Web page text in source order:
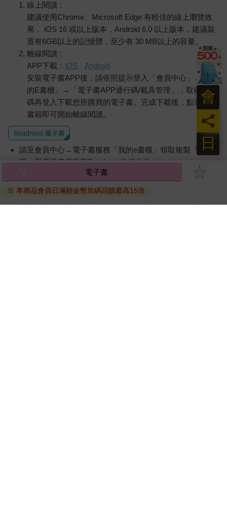
線上閱讀：
建議使用Chrome、Microsoft Edge 有較佳的線上瀏覽效
果， iOS 16 或以上版本，Android 6.0 以上版本，建議裝
置有6GB以上的記憶體，至少有 30 MB以上的容量。
離線閱讀：
APP下載： iOS
Android
安裝電子書APP後，請依照提示登入「會員中心」→「我
的E書櫃」→「電子書APP通行碼/載具管理」，取得通行
碼再登入下載您所購買的電子書。完成下載後，點選任一
書籍即可開始離線閱讀。
請至會員中心→電子書服務「我的e書櫃」領取複製『兌換
碼』至電子書服務商Readmoo進行兌換。
退換貨須知：
因版權保護，您在金石堂所購買的電子書僅能以金石堂專屬
的閱讀軟體開啟閱讀，無法以其他閱讀器或直接下載檔案。
電子書
※ 本商品會員日滿額金幣加碼回饋最高15倍
日
員
會